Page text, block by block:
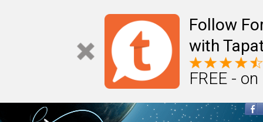
Follow
with
FREE -